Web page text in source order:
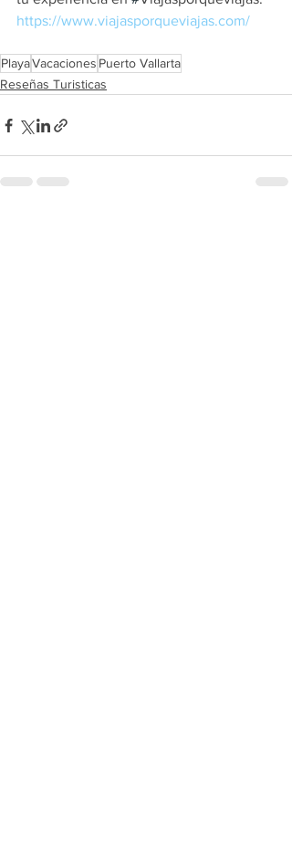
https://www.viajasporqueviajas.com/
PlayaVacaciones Puerto Vallarta
Reseñas Turisticas